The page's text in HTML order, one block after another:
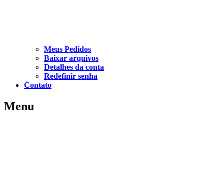
Meus Pedidos
Baixar arquivos
Detalhes da conta
Redefinir senha
Contato
Menu